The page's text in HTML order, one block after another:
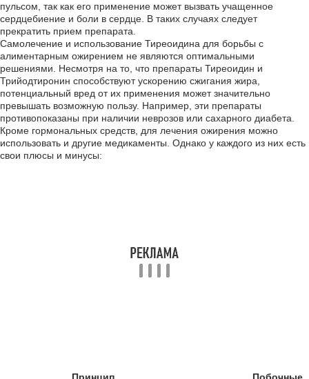
пульсом, так как его применение может вызвать учащенное
сердцебиение и боли в сердце. В таких случаях следует
прекратить прием препарата.
Самолечение и использование Тиреоидина для борьбы с
алиментарным ожирением не являются оптимальными
решениями. Несмотря на то, что препараты Тиреоидин и
Трийодтиронин способствуют ускорению сжигания жира,
потенциальный вред от их применения может значительно
превышать возможную пользу. Например, эти препараты
противопоказаны при наличии неврозов или сахарного диабета.
Кроме гормональных средств, для лечения ожирения можно
использовать и другие медикаменты. Однако у каждого из них есть
свои плюсы и минусы: